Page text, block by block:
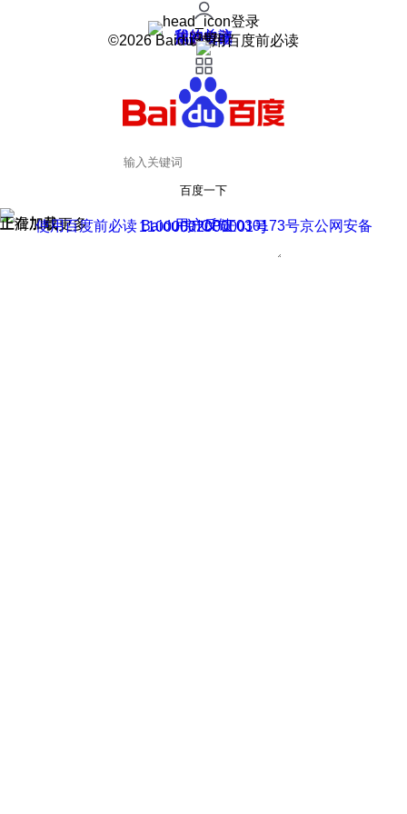
登录
我的关注
我的收藏
皮肤中心
用户反馈
设置
©2026 Baidu 使用百度前必读
百度一下
正在加载
上滑加载更多 用户反馈
使用百度前必读 Baidu 京ICP证030173号
京公网安备11000002000001号